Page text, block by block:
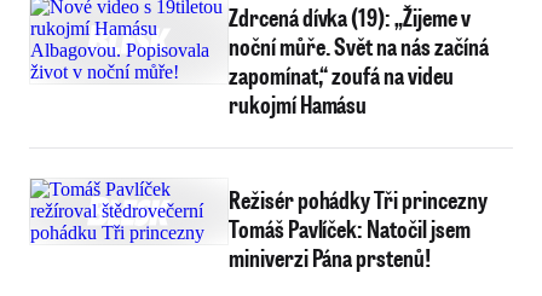
Zdrcená dívka (19): „Žijeme v
noční můře. Svět na nás začíná
zapomínat,“ zoufá na videu
rukojmí Hamásu
Režisér pohádky Tři princezny
Tomáš Pavlíček: Natočil jsem
miniverzi Pána prstenů!